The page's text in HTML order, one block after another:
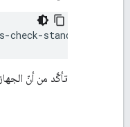
standby
تأكَّد من أنّ